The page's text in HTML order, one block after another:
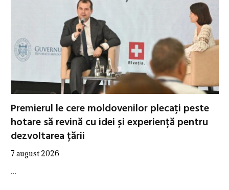
Premierul le cere moldovenilor plecați peste
hotare să revină cu idei și experiență pentru
dezvoltarea țării
7 august 2026
…